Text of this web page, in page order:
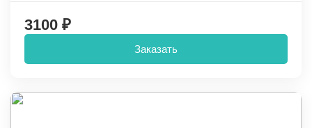
3100 ₽
Заказать